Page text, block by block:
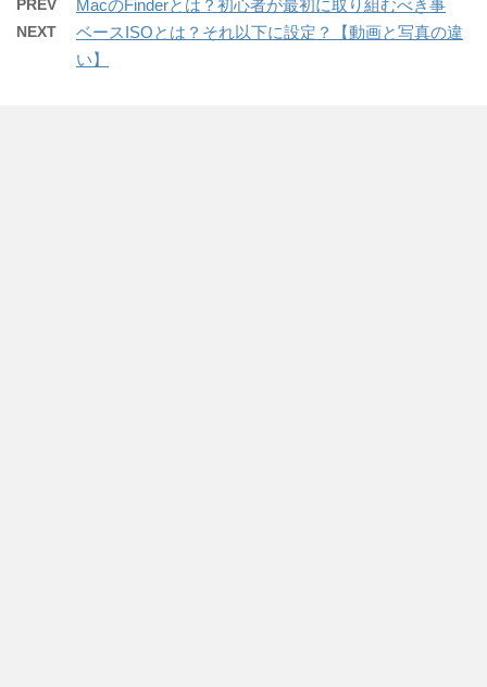
PREV MacのFinderとは？初心者が最初に取り組むべき事
NEXT
ベースISOとは？それ以下に設定？【動画と写真の違
い】